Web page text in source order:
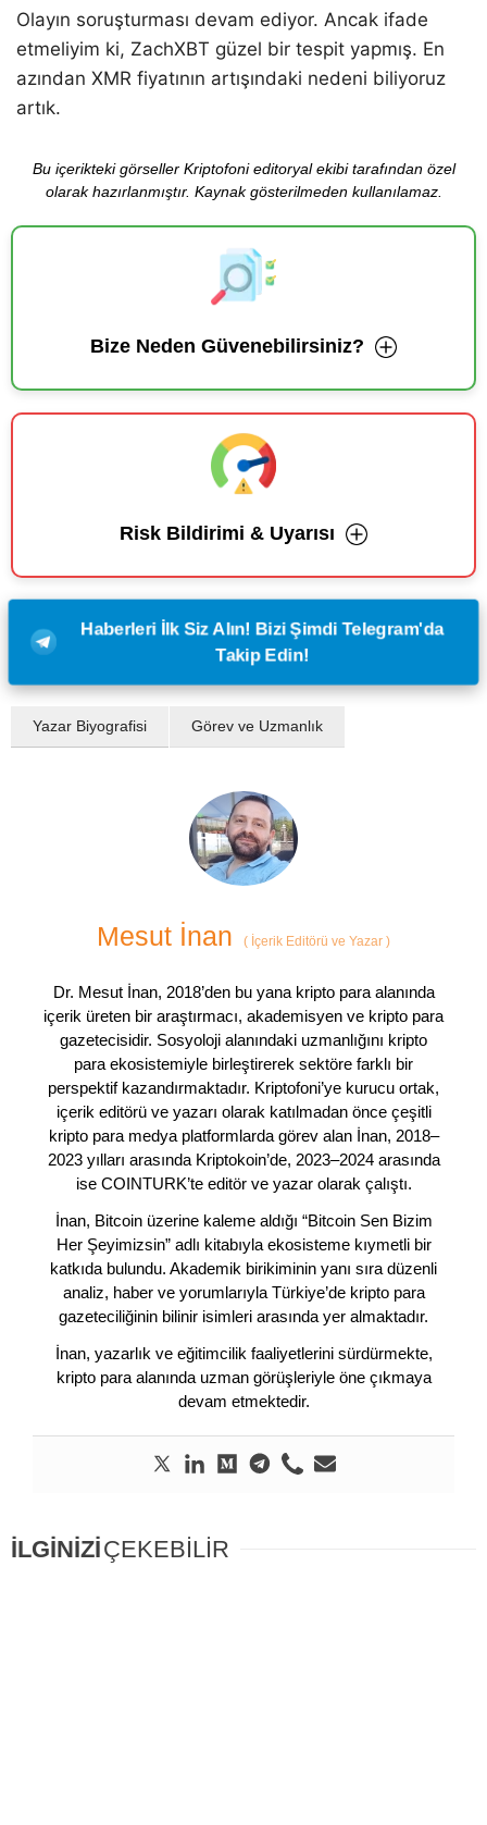
Olayın soruşturması devam ediyor. Ancak ifade
etmeliyim ki, ZachXBT güzel bir tespit yapmış. En
azından XMR fiyatının artışındaki nedeni biliyoruz
artık.
Bu içerikteki görseller Kriptofoni editoryal ekibi tarafından özel
olarak hazırlanmıştır. Kaynak gösterilmeden kullanılamaz.
Bize Neden Güvenebilirsiniz?
Risk Bildirimi & Uyarısı
Haberleri İlk Siz Alın! Bizi Şimdi Telegram'da
Takip Edin!
Yazar Biyografisi Görev ve Uzmanlık
Mesut İnan ( İçerik Editörü ve Yazar )
Dr. Mesut İnan, 2018’den bu yana kripto para alanında
içerik üreten bir araştırmacı, akademisyen ve kripto para
gazetecisidir. Sosyoloji alanındaki uzmanlığını kripto
para ekosistemiyle birleştirerek sektöre farklı bir
perspektif kazandırmaktadır. Kriptofoni’ye kurucu ortak,
içerik editörü ve yazarı olarak katılmadan önce çeşitli
kripto para medya platformlarda görev alan İnan, 2018–
2023 yılları arasında Kriptokoin’de, 2023–2024 arasında
ise COINTURK’te editör ve yazar olarak çalıştı.
İnan, Bitcoin üzerine kaleme aldığı “Bitcoin Sen Bizim
Her Şeyimizsin” adlı kitabıyla ekosisteme kıymetli bir
katkıda bulundu. Akademik birikiminin yanı sıra düzenli
analiz, haber ve yorumlarıyla Türkiye’de kripto para
gazeteciliğinin bilinir isimleri arasında yer almaktadır.
İnan, yazarlık ve eğitimcilik faaliyetlerini sürdürmekte,
kripto para alanında uzman görüşleriyle öne çıkmaya
devam etmektedir.
İLGİNİZİÇEKEBİLİR